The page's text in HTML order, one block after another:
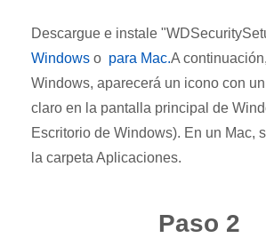
Descargue e instale
Windows o para Mac.A
Windows, aparecerá un icono con
claro en la pantalla principal de
Escritorio de Windows). En un Mac,
la carpeta Aplicaciones.
Paso 2